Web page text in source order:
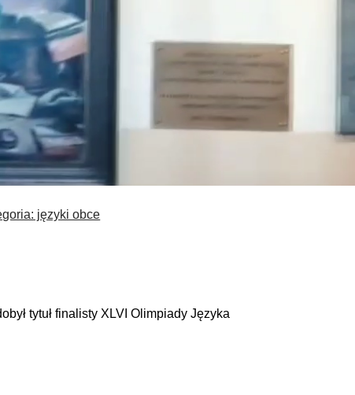
języki obce
tytuł finalisty XLVI Olimpiady Języka